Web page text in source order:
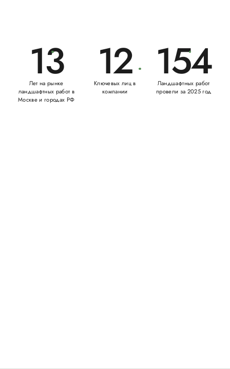
13
Лет на рынке
ландшафтных работ в
Москве и городах РФ
12
Ключевых лиц в
компании
154
Ландшафтных работ
провели за 2025 год